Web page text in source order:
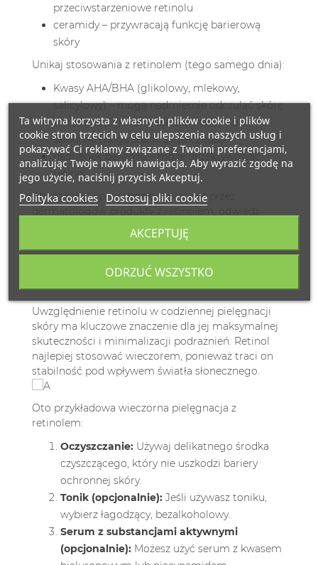
przeciwstarzeniowe retinolu
ceramidy – przywracają funkcję barierową
skóry
Unikaj stosowania z retinolem (tego samego dnia):
Kwasy AHA/BHA (glikolowy, mlekowy,
salicylowy) – mogą nadmiernie odczulać skórę
Witamina C (kwas L-askorbinowy) – oba
składniki mogą tracić skuteczność
nadtlenek benzoilu – może dezaktywować
retinol
Aby zakupić sprawdzone i polecane przez
naszą sekcję sprawdzonych produktów
znajdziesz starannie wyselekcjonowane produkty.
Włączanie retinolu do codziennej pielęgnacji
Uwzględnienie retinolu w codziennej pielęgnacji
skóry ma kluczowe znaczenie dla jej maksymalnej
skuteczności i minimalizacji podrażnień. Retinol
najlepiej stosować wieczorem, ponieważ traci on
stabilność pod wpływem światła słonecznego.
Oto przykładowa wieczorna pielęgnacja z
retinolem:
Oczyszczanie: Używaj delikatnego środka
czyszczącego, który nie uszkodzi bariery
ochronnej skóry.
Tonik (opcjonalnie): Jeśli używasz toniku,
wybierz łagodzący, bezalkoholowy.
Serum z substancjami aktywnymi
(opcjonalnie): Możesz użyć serum z kwasem
Ta witryna korzysta z własnych plików cookie i plików
cookie stron trzecich w celu ulepszenia naszych usług i
pokazywać Ci reklamy związane z Twoimi preferencjami,
analizując Twoje nawyki nawigacja. Aby wyrazić zgodę na
jego użycie, naciśnij przycisk Akceptuj.
Polityka cookies Dostosuj pliki cookie
ODRZUĆ WSZYSTKO
AKCEPTUJĘ